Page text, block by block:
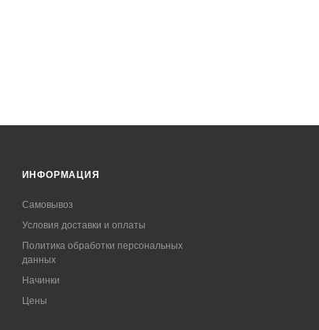
ИНФОРМАЦИЯ
Самовывоз
Условия доставки и оплаты
Политика обработки персональных
данных
Начинки
Цены